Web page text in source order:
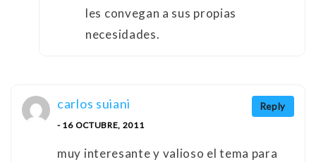
les convegan a sus propias
necesidades.
Reply
carlos suiani
- 16 OCTUBRE, 2011
muy interesante y valioso el tema para